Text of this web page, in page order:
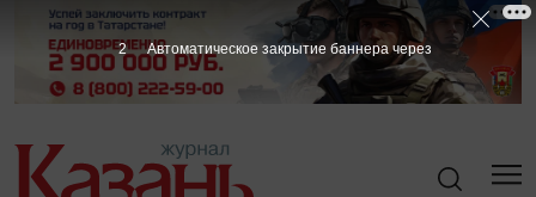
1 Автоматическое закрытие баннера через